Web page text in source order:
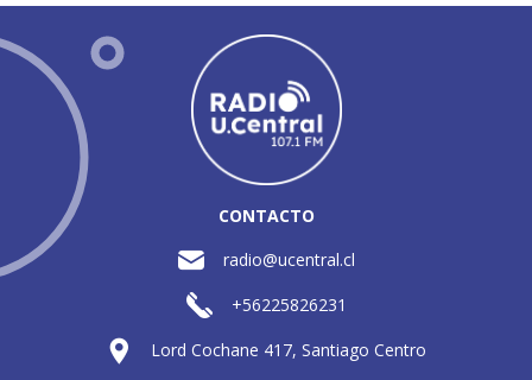
CONTACTO
radio@ucentral.cl
+56225826231
Lord Cochane 417, Santiago Centro